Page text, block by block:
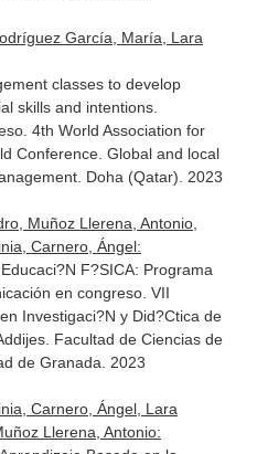
García, María, Lara
classes to develop
skills and intentions.
4th World Association for
Conference. Global and local
Doha (Qatar). 2023
Muñoz Llerena, Antonio,
Carnero, Ángel:
F?SICA: Programa
en congreso. VII
Investigaci?N y Did?Ctica de
Facultad de Ciencias de
de Granada. 2023
Carnero, Ángel, Lara
Llerena, Antonio: